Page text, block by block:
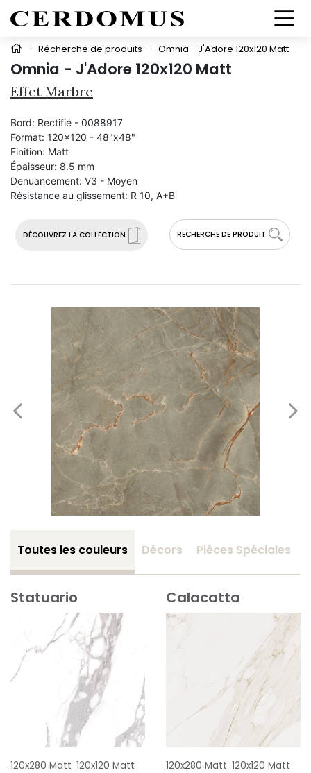
- Récherche de produits - Omnia - J'Adore 120x120 Matt
Omnia - J'Adore 120x120 Matt
Effet Marbre
DÉCOUVREZ LA COLLECTION RECHERCHE DE PRODUIT
Bord: Rectifié - 0088917
Format: 120x120 - 48"x48"
Finition: Matt
Épaisseur: 8.5 mm
Denuancement: V3 - Moyen
Résistance au glissement: R 10, A+B
Toutes les couleurs Décors Pièces Spéciales
Statuario
120x280 Matt 120x120 Matt
Calacatta
120x280 Matt 120x120 Matt